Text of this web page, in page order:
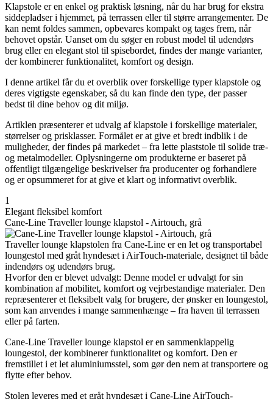
Klapstole er en enkel og praktisk løsning, når du har brug for ekstra
siddepladser i hjemmet, på terrassen eller til større arrangementer. De
kan nemt foldes sammen, opbevares kompakt og tages frem, når
behovet opstår. Uanset om du søger en robust model til udendørs
brug eller en elegant stol til spisebordet, findes der mange varianter,
der kombinerer funktionalitet, komfort og design.
I denne artikel får du et overblik over forskellige typer klapstole og
deres vigtigste egenskaber, så du kan finde den type, der passer
bedst til dine behov og dit miljø.
Artiklen præsenterer et udvalg af klapstole i forskellige materialer,
størrelser og prisklasser. Formålet er at give et bredt indblik i de
muligheder, der findes på markedet – fra lette plaststole til solide træ-
og metalmodeller. Oplysningerne om produkterne er baseret på
offentligt tilgængelige beskrivelser fra producenter og forhandlere
og er opsummeret for at give et klart og informativt overblik.
1
Elegant fleksibel komfort
Cane-Line Traveller lounge klapstol - Airtouch, grå
Traveller lounge klapstolen fra Cane-Line er en let og transportabel
loungestol med gråt hyndesæt i AirTouch-materiale, designet til både
indendørs og udendørs brug.
Hvorfor den er blevet udvalgt: Denne model er udvalgt for sin
kombination af mobilitet, komfort og vejrbestandige materialer. Den
repræsenterer et fleksibelt valg for brugere, der ønsker en loungestol,
som kan anvendes i mange sammenhænge – fra haven til terrassen
eller på farten.
Cane-Line Traveller lounge klapstol er en sammenklappelig
loungestol, der kombinerer funktionalitet og komfort. Den er
fremstillet i et let aluminiumsstel, som gør den nem at transportere og
flytte efter behov.
Stolen leveres med et gråt hyndesæt i Cane-Line AirTouch-